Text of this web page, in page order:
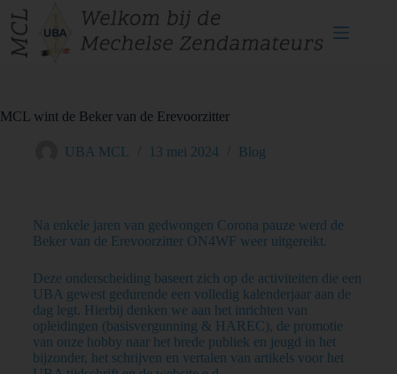
MCL wint de Beker van de Erevoorzitter
UBA MCL 13 mei 2024 Blog
Na enkele jaren van gedwongen Corona pauze werd de
Beker van de Erevoorzitter ON4WF weer uitgereikt.
Deze onderscheiding baseert zich op de activiteiten die een
UBA gewest gedurende een volledig kalenderjaar aan de
dag legt. Hierbij denken we aan het inrichten van
opleidingen (basisvergunning & HAREC), de promotie
van onze hobby naar het brede publiek en jeugd in het
bijzonder, het schrijven en vertalen van artikels voor het